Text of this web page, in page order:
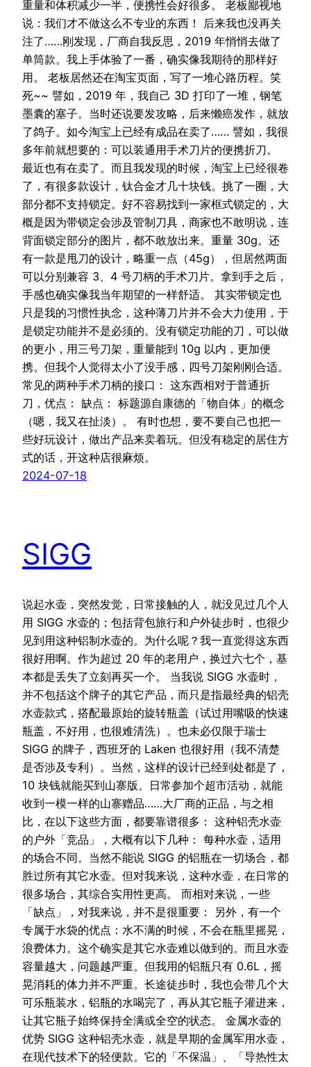
重量和体积减少一半，便携性会好很多。 老板鄙视地
说：我们才不做这么不专业的东西！ 后来我也没再关
注了……刚发现，厂商自我反思，2019 年悄悄去做了
单筒款。我上手体验了一番，确实像我期待的那样好
用。 老板居然还在淘宝页面，写了一堆心路历程。笑
死~~ 譬如，2019 年，我自己 3D 打印了一堆，钢笔
墨囊的塞子。当时还说要发攻略，后来懒癌发作，就放
了鸽子。如今淘宝上已经有成品在卖了…… 譬如，我很
多年前就想要的：可以装通用手术刀片的便携折刀。
最近也有在卖了。而且我发现的时候，淘宝上已经很卷
了，有很多款设计，钛合金才几十块钱。挑了一圈，大
部分都不支持锁定。好不容易找到一家框式锁定的，大
概是因为带锁定会涉及管制刀具，商家也不敢明说，连
背面锁定部分的图片，都不敢放出来。重量 30g。还
有一款是甩刀的设计，略重一点（45g），但居然两面
可以分别兼容 3、4 号刀柄的手术刀片。拿到手之后，
手感也确实像我当年期望的一样舒适。 其实带锁定也
只是我的习惯性执念，这种薄刀片并不会大力使用，于
是锁定功能并不是必须的。没有锁定功能的刀，可以做
的更小，用三号刀架，重量能到 10g 以内，更加便
携。但我个人觉得太小了没手感，四号刀架刚刚合适。
常见的两种手术刀柄的接口： 这东西相对于普通折
刀，优点： 缺点： 标题源自康德的「物自体」的概念
（嗯，我又在扯淡）。 有时也想，要不要自己也把一
些好玩设计，做出产品来卖着玩。但没有稳定的居住方
式的话，开这种店很麻烦。
2024-07-18
SIGG
说起水壶，突然发觉，日常接触的人，就没见过几个人
用 SIGG 水壶的；包括背包旅行和户外徒步时，也很少
见到用这种铝制水壶的。为什么呢？我一直觉得这东西
很好用啊。作为超过 20 年的老用户，换过六七个，基
本都是丢失了立刻再买一个。 当我说 SIGG 水壶时，
并不包括这个牌子的其它产品，而只是指最经典的铝壳
水壶款式，搭配最原始的旋转瓶盖（试过用嘴吸的快速
瓶盖，不好用，也很难清洗）。也未必仅限于瑞士
SIGG 的牌子，西班牙的 Laken 也很好用（我不清楚
是否涉及专利）。当然，这样的设计已经到处都是了，
10 块钱就能买到山寨版。日常参加个超市活动，就能
收到一模一样的山寨赠品……大厂商的正品，与之相
比，在以下这些方面，都要靠谱很多： 这种铝壳水壶
的户外「竞品」，大概有以下几种： 每种水壶，适用
的场合不同。当然不能说 SIGG 的铝瓶在一切场合，都
胜过所有其它水壶。但对我来说，这种水壶，在日常的
很多场合，其综合实用性更高。 而相对来说，一些
「缺点」，对我来说，并不是很重要： 另外，有一个
专属于水袋的优点：水不满的时候，不会在瓶里摇晃，
浪费体力。这个确实是其它水壶难以做到的。而且水壶
容量越大，问题越严重。但我用的铝瓶只有 0.6L，摇
晃消耗的体力并不严重。长途徒步时，我也会带几个大
可乐瓶装水，铝瓶的水喝完了，再从其它瓶子灌进来，
让其它瓶子始终保持全满或全空的状态。 金属水壶的
优势 SIGG 这种铝壳水壶，就是早期的金属军用水壶，
在现代技术下的轻便款。它的「不保温」、「导热性太